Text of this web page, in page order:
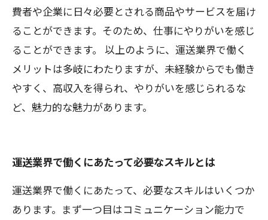
費者や企業に日々必要とされる商品やサービスを届け
ることができます。そのため、仕事にやりがいを感じ
ることができます。 以上のように、運送業界で働く
メリットは多岐にわたりますが、未経験からでも働き
やすく、高収入を得られ、やりがいを感じられるな
ど、魅力的な魅力があります。
運送業界で働くにあたって必要なスキルとは
運送業界で働くにあたって、必要なスキルはいくつか
あります。まず一つ目はコミュニケーション能力で